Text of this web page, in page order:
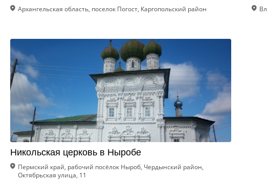
Архангельская область, поселок Погост, Каргопольский район
Никольская церковь в Ныробе
Пермский край, рабочий посёлок Ныроб, Чердынский район,
Октябрьская улица, 11